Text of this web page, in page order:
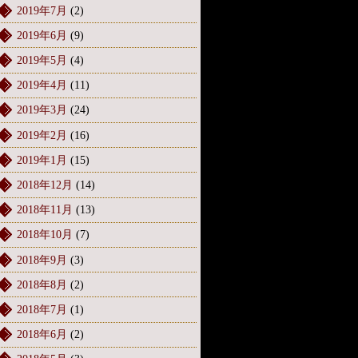
2019年7月 (2)
2019年6月 (9)
2019年5月 (4)
2019年4月 (11)
2019年3月 (24)
2019年2月 (16)
2019年1月 (15)
2018年12月 (14)
2018年11月 (13)
2018年10月 (7)
2018年9月 (3)
2018年8月 (2)
2018年7月 (1)
2018年6月 (2)